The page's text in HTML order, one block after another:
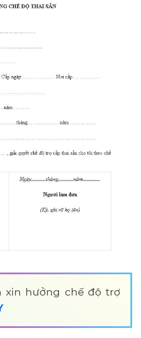
xin hưởng chế độ trợ